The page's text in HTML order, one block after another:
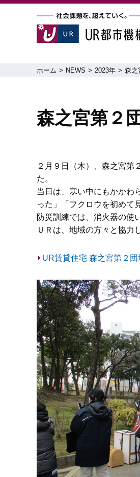
ホーム NEWS 2023年 森之
森之宮第２
２月９日（木）、森之宮第
た。
当日は、寒い中にもかかわ
った」「フクロウを初めて
防災訓練では、消火器の使
ＵＲは、地域の方々と協力
UR賃貸住宅 森之宮第２団